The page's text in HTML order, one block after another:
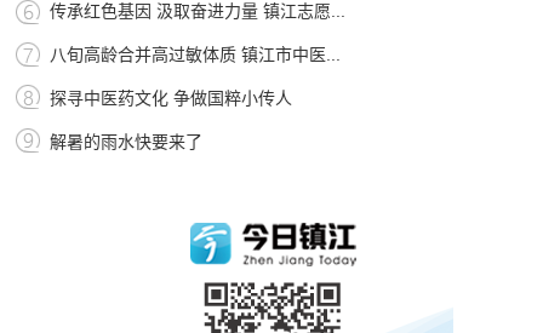
传承红色基因 汲取奋进力量 镇江志愿...
八旬高龄合并高过敏体质 镇江市中医...
探寻中医药文化 争做国粹小传人
解暑的雨水快要来了